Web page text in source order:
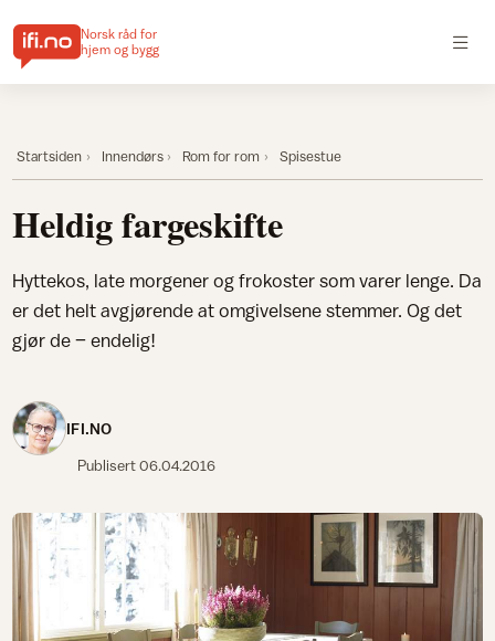
Norsk råd for
hjem og bygg
Startsiden Innendørs Rom for rom Spisestue
Heldig fargeskifte
Hyttekos, late morgener og frokoster som varer lenge. Da
er det helt avgjørende at omgivelsene stemmer. Og det
gjør de – endelig!
IFI.NO
Publisert06.04.2016